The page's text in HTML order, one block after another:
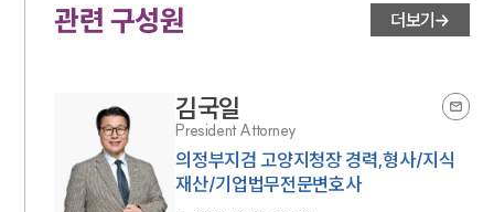
대륜법률상담예약
관련 구성원 더보기
김국일
President Attorney
의정부지검 고양지청장 경력,형사/지식
재산/기업법무전문변호사